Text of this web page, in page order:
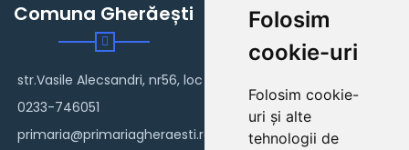
Folosim
cookie-uri
Folosim cookie-
uri și alte
tehnologii de
Comuna Gherăești
str.Vasile Alecsandri, nr56, loc Gherăești
0233-746051
primaria@primariagheraesti.ro